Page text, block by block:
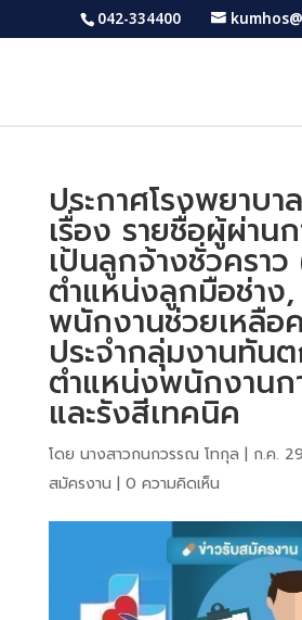
042-334400
ประกาศโรงพยาบ
เรื่อง รายชื่อผู้ผ่าน
เป้นลูกจ้างชั่วคราว
ตำแหน่งลูกมือช่าง
พนักงานช่วยเหลือ
ประจำกลุ่มงานทัน
ตำแหน่งพนักงาน
และรังสีเทคนิค
โดย นางสาวกนกวรรณ โทกุล | ก.ค.
สมัครงาน | 0 ความคิดเห็น